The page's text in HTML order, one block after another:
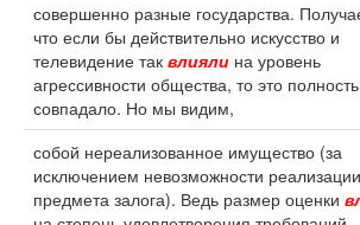
совершенно разные государства.
что если бы действительно искусство и
телевидение так влияли на уровень
агрессивности общества, то это
совпадало. Но мы видим,
собой нереализованное имущество (за
исключением невозможности реализации
предмета залога). Ведь размер оценки